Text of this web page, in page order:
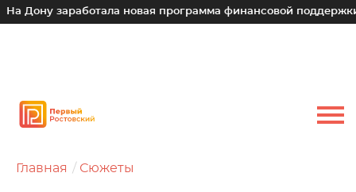
заработала новая программа финансовой поддержки для
Главная Сюжеты